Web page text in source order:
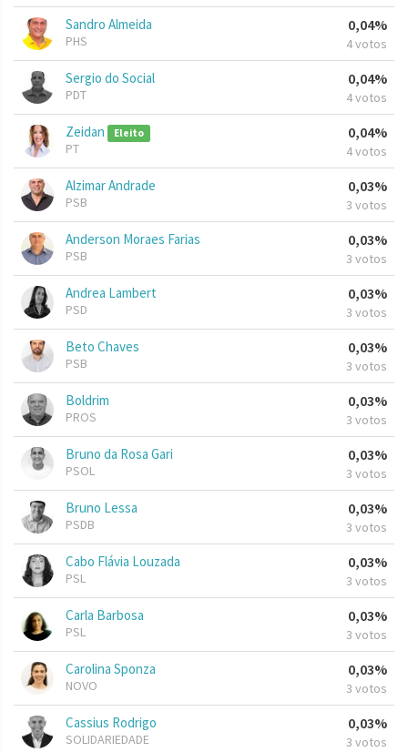
Sandro Almeida
PHS
0,04%
4 votos
Sergio do Social
PDT
0,04%
4 votos
Zeidan Eleito
PT
0,04%
4 votos
Alzimar Andrade
PSB
0,03%
3 votos
Anderson Moraes Farias
PSB
0,03%
3 votos
Andrea Lambert
PSD
0,03%
3 votos
Beto Chaves
PSB
0,03%
3 votos
Boldrim
PROS
0,03%
3 votos
Bruno da Rosa Gari
PSOL
0,03%
3 votos
Bruno Lessa
PSDB
0,03%
3 votos
Cabo Flávia Louzada
PSL
0,03%
3 votos
Carla Barbosa
PSL
0,03%
3 votos
Carolina Sponza
NOVO
0,03%
3 votos
Cassius Rodrigo
SOLIDARIEDADE
0,03%
3 votos